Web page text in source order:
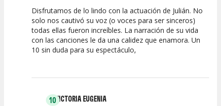
10
Calidad del
Espectáculo
10
Puesta en
Escena
10
Interpretación
artística
Disfrutamos de lo lindo con la actuación de Julián. No
solo nos cautivó su voz (o voces para ser sinceros)
todas ellas fueron increíbles. La narración de su vida
con las canciones le da una calidez que enamora. Un
10 sin duda para su espectáculo,
10VICTORIA EUGENIA